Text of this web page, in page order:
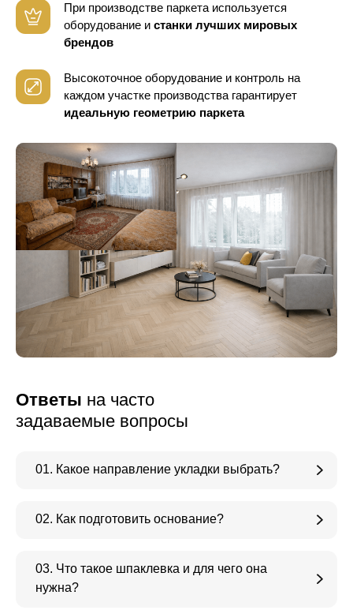
При производстве паркета используется
оборудование и станки лучших мировых
брендов
Высокоточное оборудование и контроль на
каждом участке производства гарантирует
идеальную геометрию паркета
Ответы на часто
задаваемые вопросы
01. Какое направление укладки выбрать?
02. Как подготовить основание?
03. Что такое шпаклевка и для чего она
нужна?